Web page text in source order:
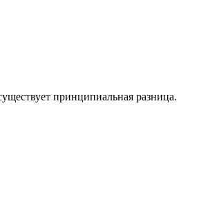
принципиальная разница.